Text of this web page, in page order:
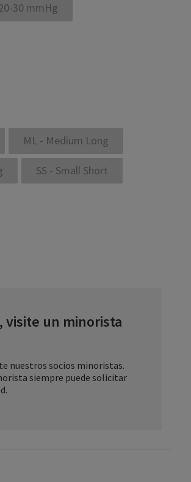
30 mmHg
ML - Medium Long
SS - Small Short
visite un minorista
nuestros socios minoristas.
siempre puede solicitar